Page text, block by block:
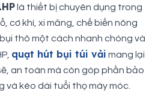
là thiết bị chuyên dụng trong
cơ khí, xi măng, chế biến nông
thô một cách nhanh chóng và
quạt hút bụi túi vải mang lại
an toàn mà còn góp phần bảo
và kéo dài tuổi thọ máy móc.